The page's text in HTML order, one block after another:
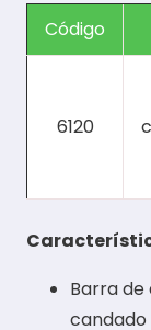
Código
6120
Barra